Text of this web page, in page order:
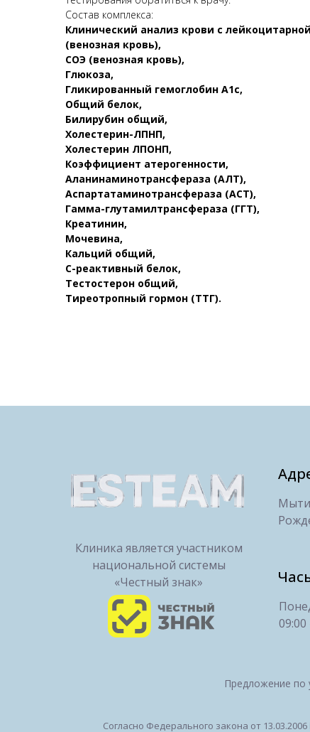
Состав комплекса:
Клинический анализ крови с
(венозная кровь),
СОЭ (венозная кровь),
Глюкоза,
Гликированный гемоглобин А1с,
Общий белок,
Билирубин общий,
Холестерин-ЛПНП,
Холестерин ЛПОНП,
Коэффициент атерогенности,
Аланинаминотрансфераза (АЛТ),
Аспартатаминотрансфераза (АСТ),
Гамма-глутамилтрансфераза (ГГТ),
Креатинин,
Мочевина,
Кальций общий,
С-реактивный белок,
Тестостерон общий,
Тиреотропный гормон (ТТГ).
Клиника является участником
национальной системы
«Честный знак»
09:00
Предложение по
Согласно Федерального закона от